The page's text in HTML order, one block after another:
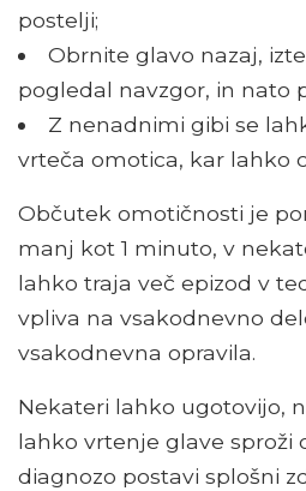
postelji;
Obrnite glavo nazaj,
pogledal navzgor, in nato
Z nenadnimi gibi se
vrteča omotica, kar lahko
Občutek omotičnosti je
manj kot 1 minuto, v
lahko traja več epizod v
vpliva na vsakodnevno
vsakodnevna opravila.
Nekateri lahko ugotovijo,
lahko vrtenje glave sproži
diagnozo postavi splošni